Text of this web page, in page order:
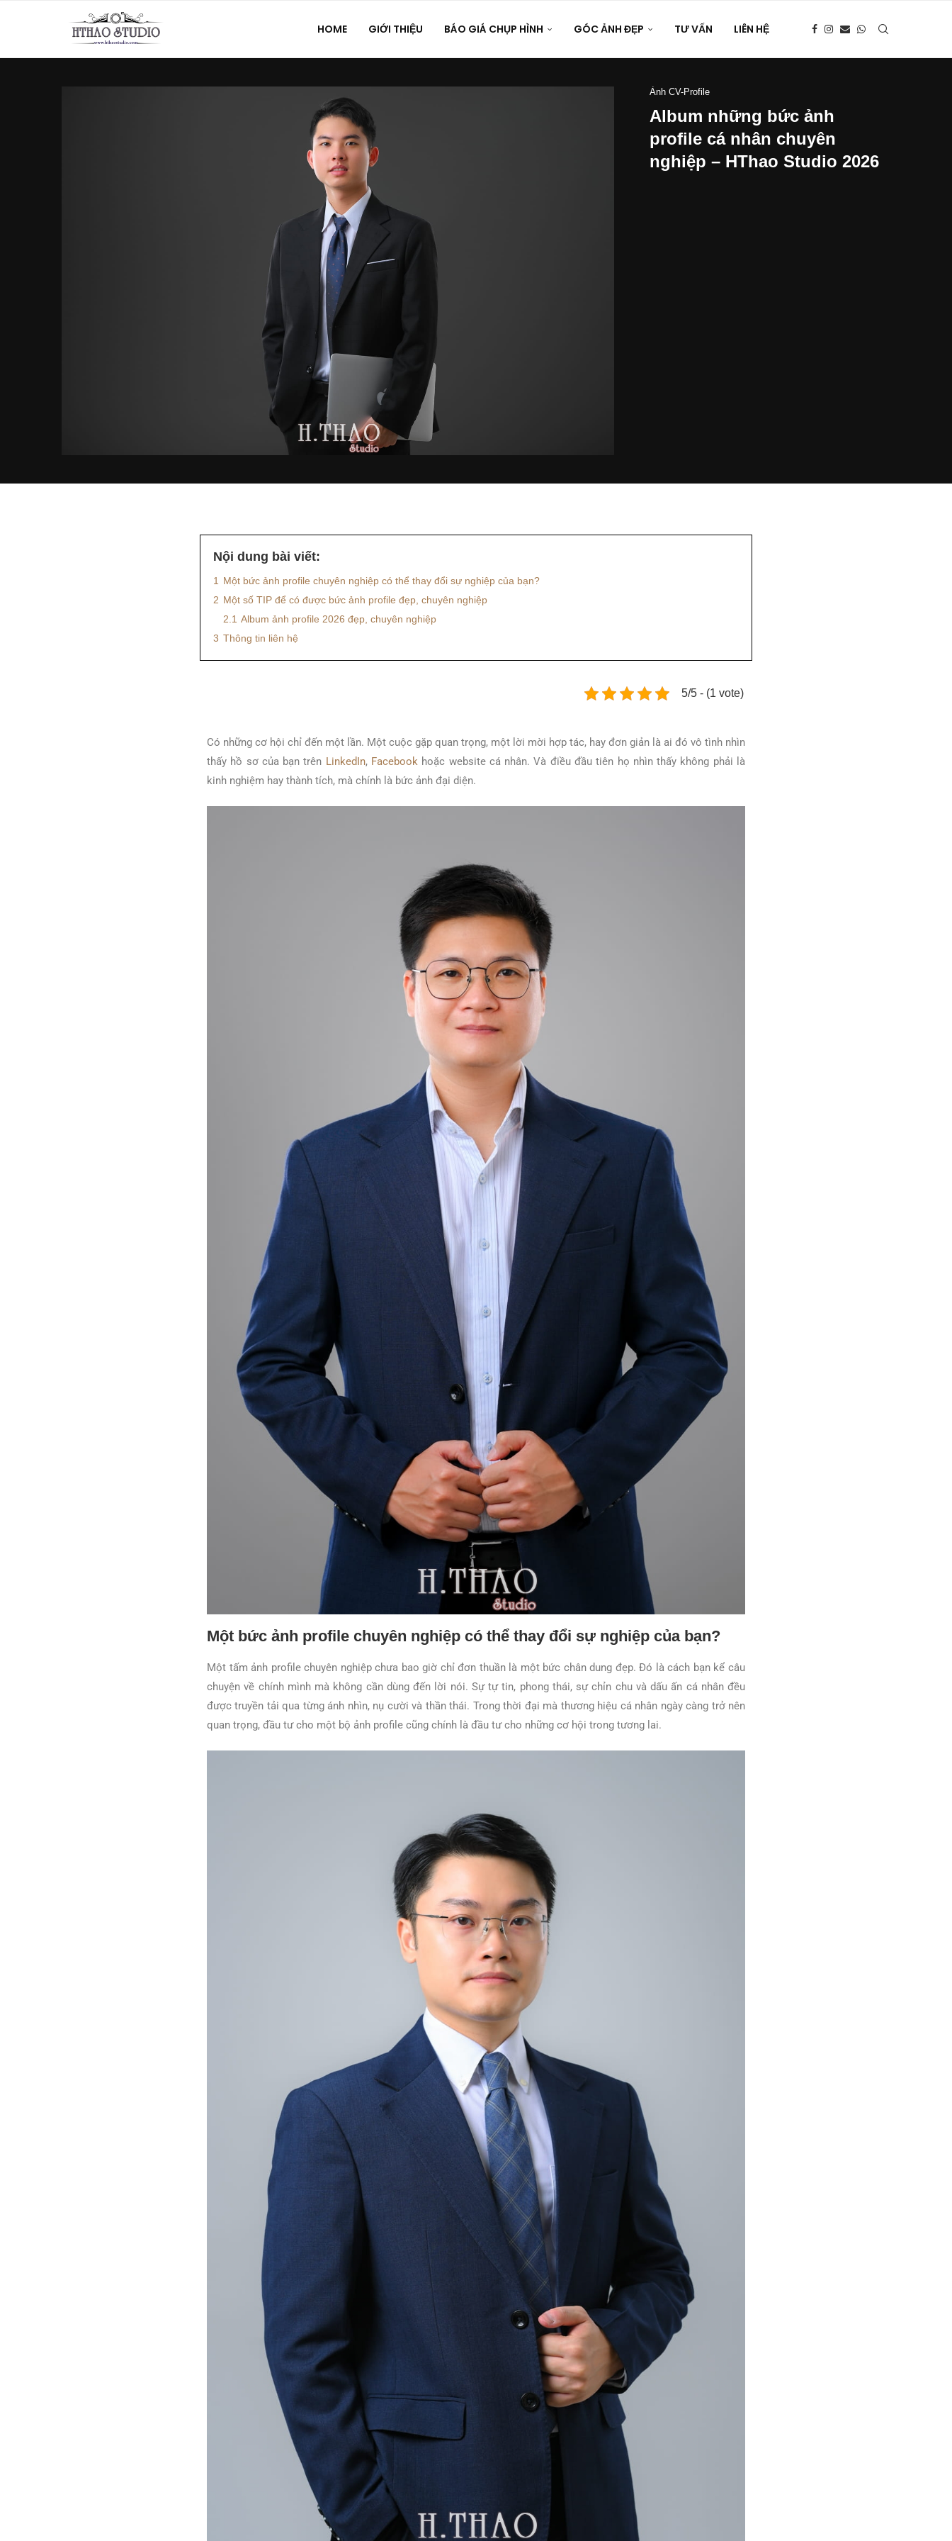
HOME GIỚI THIỆU BÁO GIÁ CHỤP HÌNH GÓC ẢNH ĐẸP TƯ VẤN LIÊN HỆ
Ảnh CV-Profile
Album những bức ảnh
profile cá nhân chuyên
nghiệp – HThao Studio 2026
Nội dung bài viết:
1
Một bức ảnh profile chuyên nghiệp có thể thay đổi sự nghiệp của bạn?
2 Một số TIP để có được bức ảnh profile đẹp, chuyên nghiệp
2.1 Album ảnh profile 2026 đẹp, chuyên nghiệp
3 Thông tin liên hệ
5/5 - (1 vote)
Có những cơ hội chỉ đến một lần. Một cuộc gặp quan trọng, một lời mời hợp tác, hay đơn giản là ai đó vô tình nhìn
thấy hồ sơ của bạn trên LinkedIn, Facebook hoặc website cá nhân. Và điều đầu tiên họ nhìn thấy không phải là
kinh nghiệm hay thành tích, mà chính là bức ảnh đại diện.
Một bức ảnh profile chuyên nghiệp có thể thay đổi sự nghiệp của bạn?
Một tấm ảnh profile chuyên nghiệp chưa bao giờ chỉ đơn thuần là một bức chân dung đẹp. Đó là cách bạn kể câu
chuyện về chính mình mà không cần dùng đến lời nói. Sự tự tin, phong thái, sự chỉn chu và dấu ấn cá nhân đều
được truyền tải qua từng ánh nhìn, nụ cười và thần thái. Trong thời đại mà thương hiệu cá nhân ngày càng trở nên
quan trọng, đầu tư cho một bộ ảnh profile cũng chính là đầu tư cho những cơ hội trong tương lai.